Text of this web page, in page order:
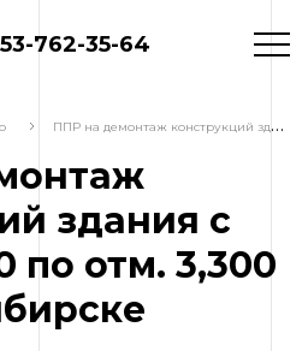
762-35-64
П
ПР на демонтаж конструкций здания с отм. +13,800 по отм. 3,300 в г. Новосибирске
здания с
по отм. 3,300